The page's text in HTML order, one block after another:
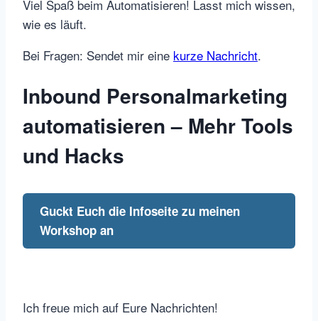
Viel Spaß beim Automatisieren! Lasst mich wissen,
wie es läuft.
Bei Fragen: Sendet mir eine kurze Nachricht.
Inbound Personalmarketing
automatisieren – Mehr Tools
und Hacks
Guckt Euch die Infoseite zu meinen
Workshop an
Ich freue mich auf Eure Nachrichten!